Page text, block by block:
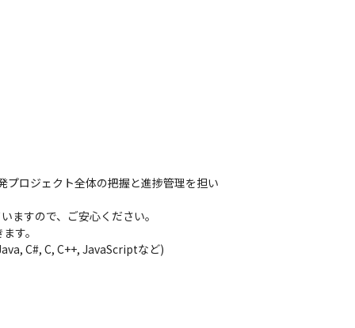
ロジェクト全体の把握と進捗管理を担い
ますので、ご安心ください。
す。
C#, C, C++, JavaScriptなど)